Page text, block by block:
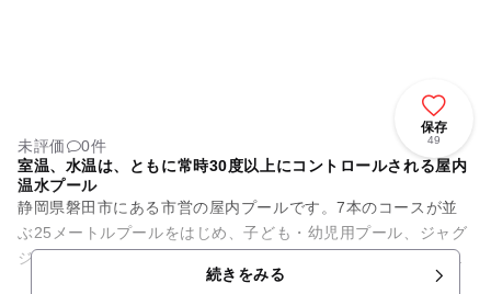
保存
49
未評価
0件
室温、水温は、ともに常時30度以上にコントロールされる屋内
温水プール
静岡県磐田市にある市営の屋内プールです。7本のコースが並
ぶ25メートルプールをはじめ、子ども・幼児用プール、ジャグ
ジープール、流水プール、採暖室を備えています。室温、水温
は、ともに常時30度以上...続きをみる